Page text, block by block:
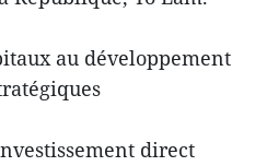
au développement
direct